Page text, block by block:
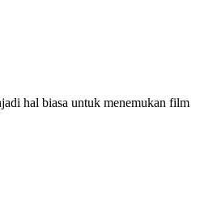
hal biasa untuk menemukan film